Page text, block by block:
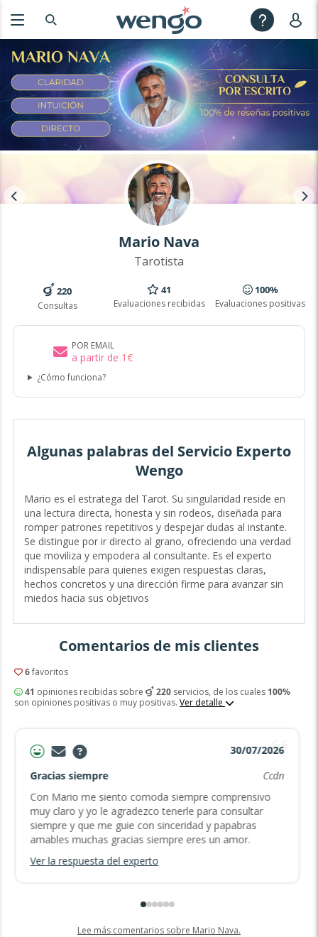
Mario Nava
Tarotista
220
Consultas
41
Evaluaciones recibidas
100%
Evaluaciones positivas
POR EMAIL
a partir de 1€
¿Cómo funciona?
Algunas palabras del Servicio Experto
Wengo
Mario es el estratega del Tarot. Su singularidad reside en
una lectura directa, honesta y sin rodeos, diseñada para
romper patrones repetitivos y despejar dudas al instante.
Se distingue por ir directo al grano, ofreciendo una verdad
que moviliza y empodera al consultante. Es el experto
indispensable para quienes exigen respuestas claras,
hechos concretos y una dirección firme para avanzar sin
miedos hacia sus objetivos
Comentarios de mis clientes
6favoritos
41 opiniones recibidas sobre 220servicios, de los cuales 100%
son opiniones positivas o muy positivas. Ver detalle
30/07/2026
Gracias siempre
Ccdn
Con Mario me siento comoda siempre comprensivo
muy claro y yo le agradezco tenerle para consultar
siempre y que me guie con sinceridad y papabras
amables muchas gracias siempre eres un amor.
Ver la respuesta del experto
Lee más comentarios sobre Mario Nava.